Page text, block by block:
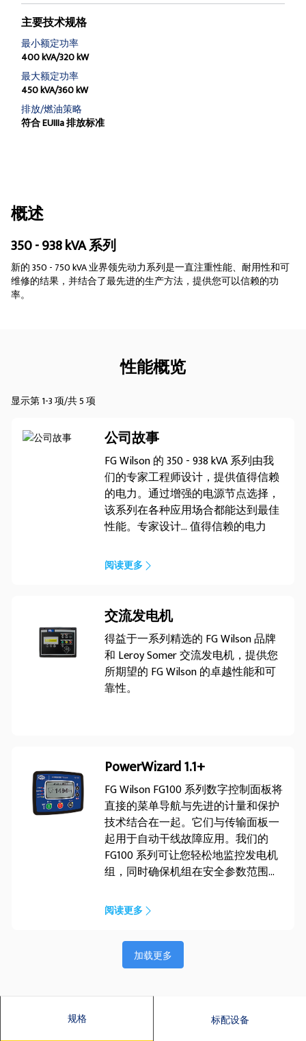
主要技术规格
最小额定功率
400 kVA/320 kW
最大额定功率
450 kVA/360 kW
排放/燃油策略
符合 EUIIIa 排放标准
概述
350 - 938 kVA 系列
新的 350 - 750 kVA 业界领先动力系列是一直注重性能、耐用性和可
维修的结果，并结合了最先进的生产方法，提供您可以信赖的功
率。
性能概览
显示第 1-3 项/共 5 项
公司故事
FG Wilson 的 350 - 938 kVA 系列由我
们的专家工程师设计，提供值得信赖
的电力。通过增强的电源节点选择，
该系列在各种应用场合都能达到最佳
性能。专家设计... 值得信赖的电力
阅读更多
交流发电机
得益于一系列精选的 FG Wilson 品牌
和 Leroy Somer 交流发电机，提供您
所期望的 FG Wilson 的卓越性能和可
靠性。
PowerWizard 1.1+
FG Wilson FG100 系列数字控制面板将
直接的菜单导航与先进的计量和保护
技术结合在一起。它们与传输面板一
起用于自动干线故障应用。我们的
FG100 系列可让您轻松地监控发电机
组，同时确保机组在安全参数范围内
息。
阅读更多
加载更多
规格 标配设备